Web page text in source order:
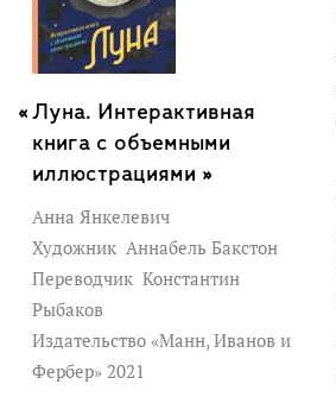
Луна. Интерактивная
книга с объемными
иллюстрациями »
Анна Янкелевич
Художник Аннабель Бакстон
Переводчик Константин
Рыбаков
Издательство «Манн, Иванов и
Фербер» 2021